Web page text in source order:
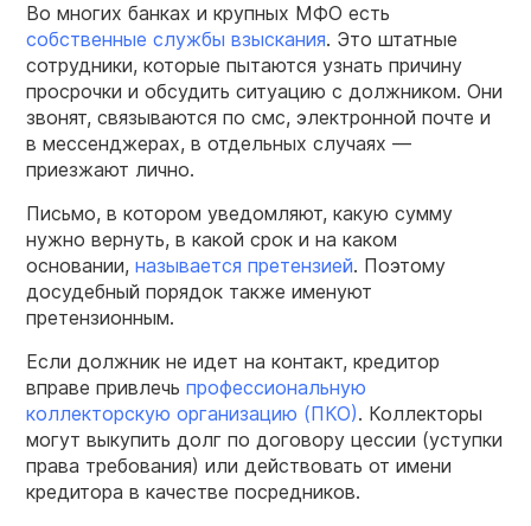
Во многих банках и крупных МФО есть
собственные службы взыскания. Это штатные
сотрудники, которые пытаются узнать причину
просрочки и обсудить ситуацию с должником. Они
звонят, связываются по смс, электронной почте и
в мессенджерах, в отдельных случаях —
приезжают лично.
Письмо, в котором уведомляют, какую сумму
нужно вернуть, в какой срок и на каком
основании, называется претензией. Поэтому
досудебный порядок также именуют
претензионным.
Если должник не идет на контакт, кредитор
вправе привлечь профессиональную
коллекторскую организацию (ПКО). Коллекторы
могут выкупить долг по договору цессии (уступки
права требования) или действовать от имени
кредитора в качестве посредников.